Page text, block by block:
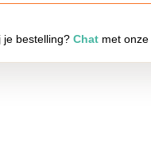
je bestelling? Chat met